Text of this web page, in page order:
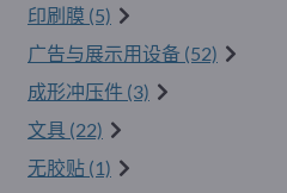
印刷膜 (5)
广告与展示用设备 (52)
成形冲压件 (3)
文具 (22)
无胶贴 (1)